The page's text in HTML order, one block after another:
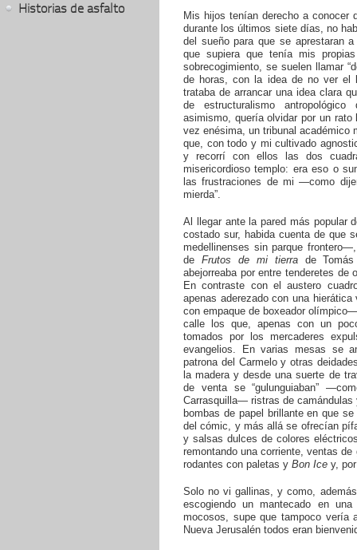
Historias de asfalto
Mis hijos tenían derecho a conocer
durante los últimos siete días, no
del sueño para que se aprestaran
que supiera que tenía mis
sobrecogimiento, se suelen llamar
de horas, con la idea de no ver el
trataba de arrancar una idea clara
de estructuralismo
asimismo, quería olvidar por un
vez enésima, un tribunal académico
que, con todo y mi cultivado
y recorrí con ellos las dos
misericordioso templo: era eso o
las frustraciones de mi —como
mierda”.
Al llegar ante la pared más popular
costado sur, habida cuenta de que
medellinenses sin parque
de Frutos de mi tierrade Tomás
abejorreaba por entre tenderetes
En contraste con el austero
apenas aderezado con una
con empaque de boxeador
calle los que, apenas con un
tomados por los mercaderes
evangelios. En varias mesas se
patrona del Carmelo y otras
la madera y desde una suerte de
de venta se “gulunguiaban”
Carrasquilla— ristras de
bombas de papel brillante en que
del cómic, y más allá se ofrecían
y salsas dulces de colores
remontando una corriente, ventas
rodantes con paletas y Bon Ice y,
Solo no vi gallinas, y como,
escogiendo un mantecado en
mocosos, supe que tampoco vería
Nueva Jerusalén todos eran